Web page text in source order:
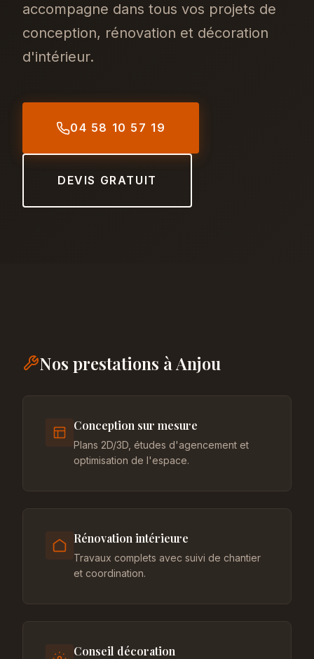
accompagne dans tous vos projets de
conception, rénovation et décoration
d'intérieur.
04 58 10 57 19
DEVIS GRATUIT
Nos prestations à Anjou
Conception sur mesure
Plans 2D/3D, études d'agencement et
optimisation de l'espace.
Rénovation intérieure
Travaux complets avec suivi de chantier
et coordination.
Conseil décoration